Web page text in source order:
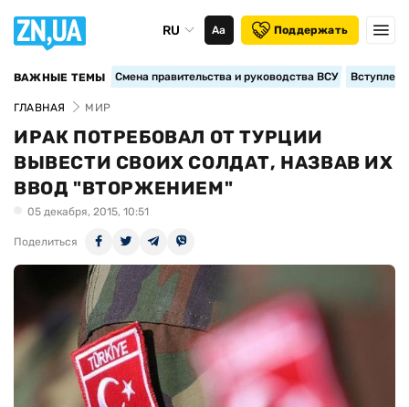
RU Аа Поддержать
ВАЖНЫЕ ТЕМЫ Смена правительства и руководства ВСУ
ГЛАВНАЯ МИР
ИРАК ПОТРЕБОВАЛ ОТ ТУРЦИИ
ВЫВЕСТИ СВОИХ СОЛДАТ, НАЗВАВ ИХ
ВВОД "ВТОРЖЕНИЕМ"
05 декабря, 2015, 10:51
Поделиться